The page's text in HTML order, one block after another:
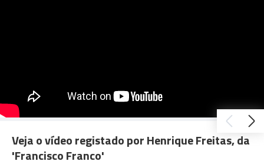
Veja o vídeo registado por Henrique Freitas, da
'Francisco Franco'